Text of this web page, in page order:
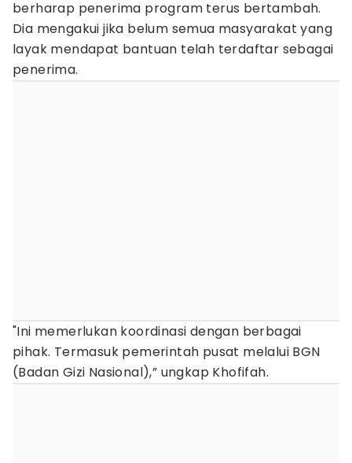
berharap penerima program terus bertambah.
Dia mengakui jika belum semua masyarakat yang
layak mendapat bantuan telah terdaftar sebagai
penerima.
"Ini memerlukan koordinasi dengan berbagai
pihak. Termasuk pemerintah pusat melalui BGN
(Badan Gizi Nasional),” ungkap Khofifah.